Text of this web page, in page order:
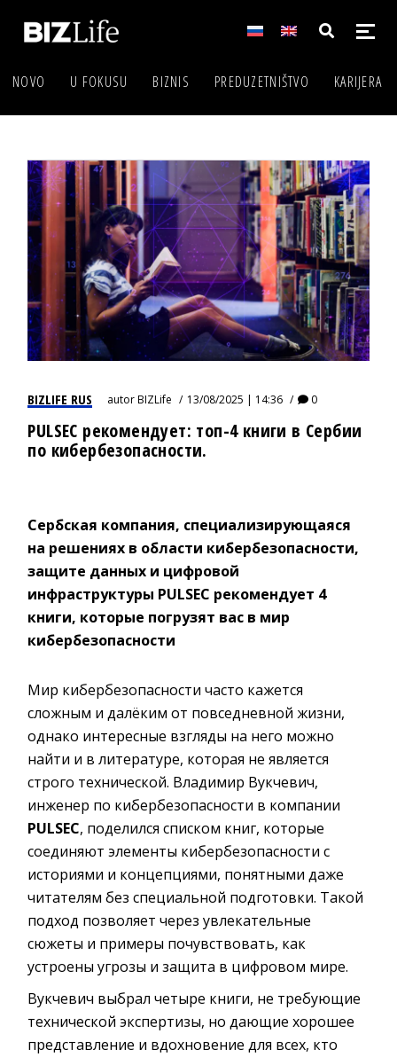
NOVO U FOKUSU BIZNIS PREDUZETNIŠTVO KARIJERA
BIZLIFE RUS autorBIZLife 13/08/2025 | 14:36 0
PULSEC рекомендует: топ-4 книги в Сербии
по кибербезопасности.
Сербская компания, специализирующаяся
на решениях в области кибербезопасности,
защите данных и цифровой
инфраструктуры PULSEC рекомендует 4
книги, которые погрузят вас в мир
кибербезопасности
Мир кибербезопасности часто кажется
сложным и далёким от повседневной жизни,
однако интересные взгляды на него можно
найти и в литературе, которая не является
строго технической. Владимир Вукчевич,
инженер по кибербезопасности в компании
PULSEC, поделился списком книг, которые
соединяют элементы кибербезопасности с
историями и концепциями, понятными даже
читателям без специальной подготовки. Такой
подход позволяет через увлекательные
сюжеты и примеры почувствовать, как
устроены угрозы и защита в цифровом мире.
Вукчевич выбрал четыре книги, не требующие
технической экспертизы, но дающие хорошее
представление и вдохновение для всех, кто